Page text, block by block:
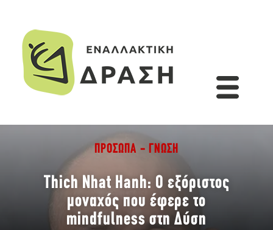
ΠΡΌΣΩΠΑ - ΓΝΏΣΗ
Thich Nhat Hanh: Ο εξόριστος
μοναχός που έφερε το
mindfulness στη Δύση